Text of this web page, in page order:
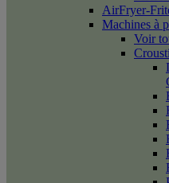
AirFryer-
Machines à
Voir